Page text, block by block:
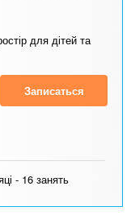
для дітей та
Записаться
- 16 занять